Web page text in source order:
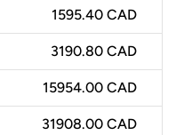
1595.40 CAD
3190.80 CAD
15954.00 CAD
31908.00 CAD